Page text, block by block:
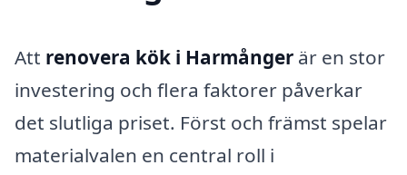
Att renovera kök i Harmånger är en stor
investering och flera faktorer påverkar
det slutliga priset. Först och främst spelar
materialvalen en central roll i